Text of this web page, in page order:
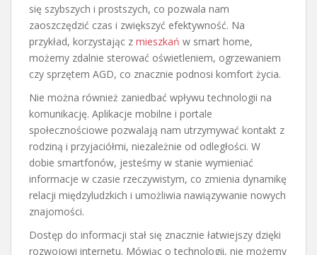
się szybszych i prostszych, co pozwala nam
zaoszczędzić czas i zwiększyć efektywność. Na
przykład, korzystając z mieszkań w smart home,
możemy zdalnie sterować oświetleniem, ogrzewaniem
czy sprzętem AGD, co znacznie podnosi komfort życia.
Nie można również zaniedbać wpływu technologii na
komunikację. Aplikacje mobilne i portale
społecznościowe pozwalają nam utrzymywać kontakt z
rodziną i przyjaciółmi, niezależnie od odległości. W
dobie smartfonów, jesteśmy w stanie wymieniać
informacje w czasie rzeczywistym, co zmienia dynamikę
relacji międzyludzkich i umożliwia nawiązywanie nowych
znajomości.
Dostęp do informacji stał się znacznie łatwiejszy dzięki
rozwojowi internetu. Mówiąc o technologii, nie możemy